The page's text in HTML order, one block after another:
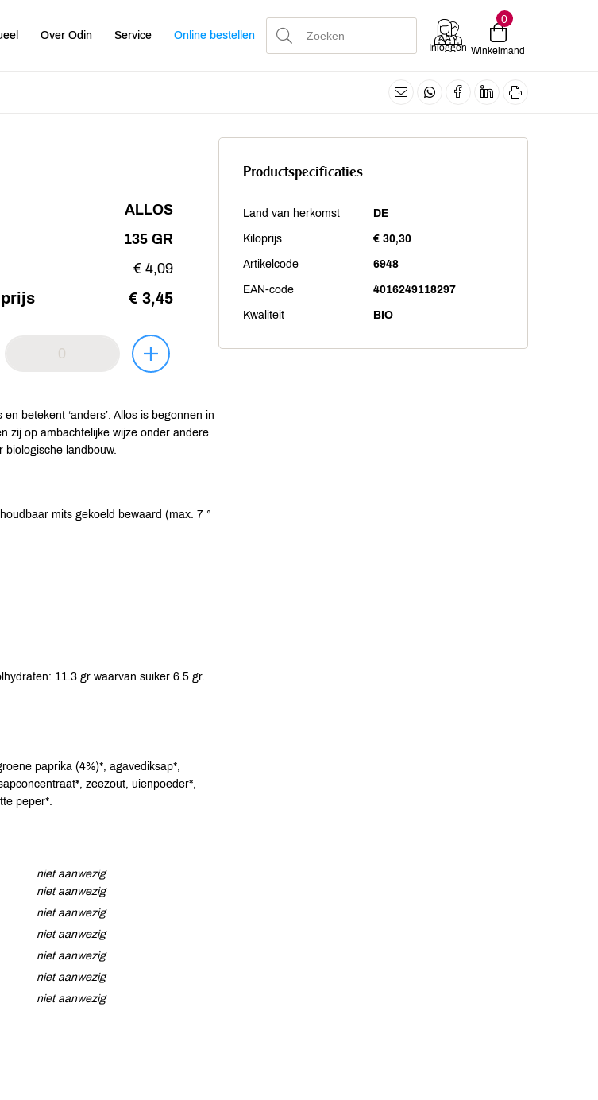
Over Odin Service Online bestellen
Inloggen
0
Winkelmand
ALLOS
135 GR
€ 4,09
€ 3,45
betekent ‘anders’. Allos is begonnen in
zij op ambachtelijke wijze onder andere
biologische landbouw.
mits gekoeld bewaard (max. 7 °
11.3 gr waarvan suiker 6.5 gr.
paprika (4%)*, agavediksap*,
zeezout, uienpoeder*,
peper*.
niet aanwezig
niet aanwezig
niet aanwezig
niet aanwezig
niet aanwezig
niet aanwezig
niet aanwezig
Productspecificaties
Land van herkomst DE
Kiloprijs € 30,30
Artikelcode 6948
EAN-code 4016249118297
Kwaliteit BIO